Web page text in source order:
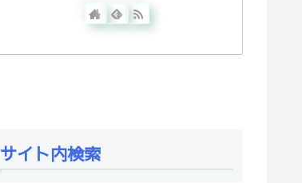
サイト内検索